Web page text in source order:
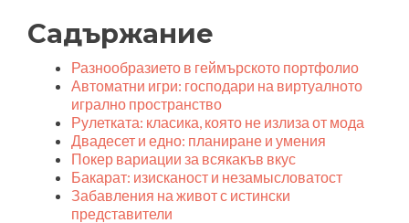
Садържание
Разнообразието в геймърското портфолио
Автоматни игри: господари на виртуалното
игрално пространство
Рулетката: класика, която не излиза от мода
Двадесет и едно: планиране и умения
Покер вариации за всякакъв вкус
Бакарат: изисканост и незамысловатост
Забавления на живот с истински
представители